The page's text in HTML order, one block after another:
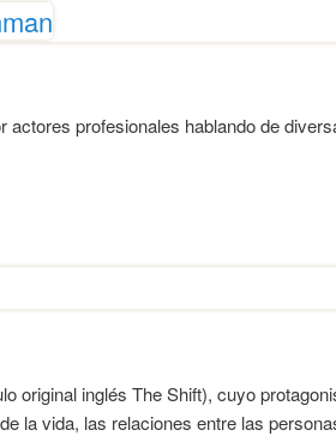
profesionales hablando de
original inglés The Shift), cuyo
la vida, las relaciones entre las